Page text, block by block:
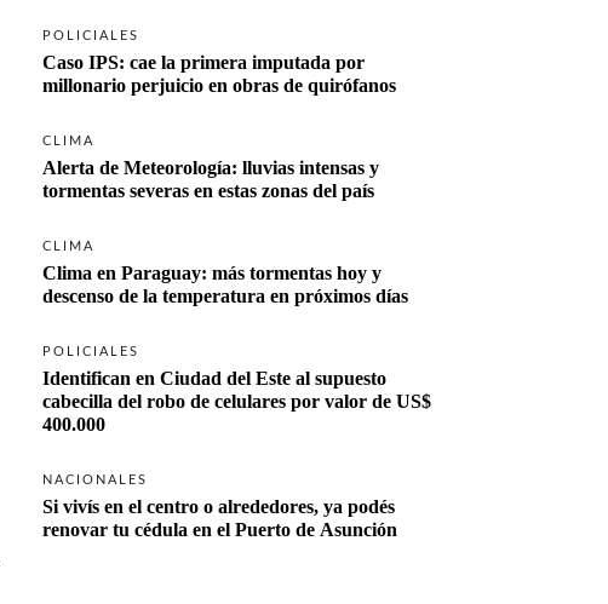
POLICIALES
Caso IPS: cae la primera imputada por
millonario perjuicio en obras de quirófanos
CLIMA
Alerta de Meteorología: lluvias intensas y
tormentas severas en estas zonas del país
CLIMA
Clima en Paraguay: más tormentas hoy y
descenso de la temperatura en próximos días
POLICIALES
Identifican en Ciudad del Este al supuesto
cabecilla del robo de celulares por valor de US$
400.000
NACIONALES
Si vivís en el centro o alrededores, ya podés
renovar tu cédula en el Puerto de Asunción